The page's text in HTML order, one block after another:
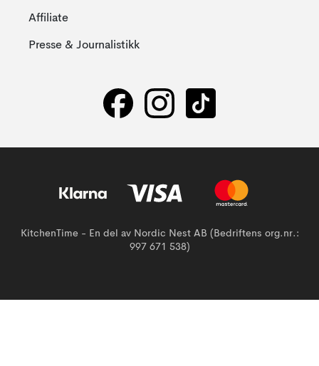
Affiliate
Presse & Journalistikk
KitchenTime - En del av Nordic Nest AB (Bedriftens org.nr.:
997 671 538)